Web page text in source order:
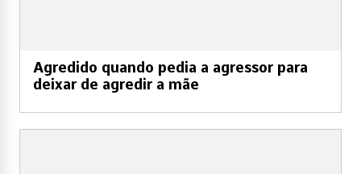
Agredido quando pedia a agressor para
deixar de agredir a mãe